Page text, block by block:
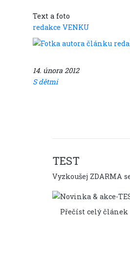
Text a foto
redakce VENKU
14. února 2012
S dětmi
TEST
Vyzkoušej ZDARMA
Přečíst celý článek